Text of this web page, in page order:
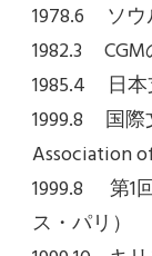
1978.6 ソウ
1982.3
1985.4 日本
1999.8 国際
Association
1999.8 第1
ス・パリ）